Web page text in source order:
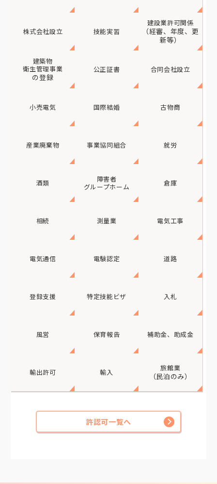
株式会社設立 技能実習
建設業許可関係
（経審、年度、更
新等）
建築物
衛生管理事業
の登録
公正証書 合同会社設立
小売電気 国際結婚 古物商
産業廃棄物 事業協同組合 就労
酒類
障害者
グループホーム
倉庫
相続 測量業 電気工事
電気通信 電験認定 道路
登録支援 特定技能ビザ 入札
風営 保育報告 補助金、助成金
輸出許可 輸入 旅館業
（民泊のみ）
許認可一覧へ